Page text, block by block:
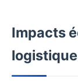
Impacts